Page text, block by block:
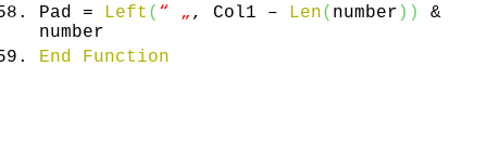
Pad = Left ( “ „ , Col1 – Len( number ) )
&
number
End
Function